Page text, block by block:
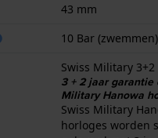
43 mm
10 Bar (zwemmen)
Swiss Military 3+2
3 + 2 jaar garantie
Military Hanowa
Swiss Military
horloges worden